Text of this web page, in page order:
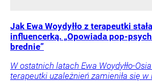
Jak Ewa Woydyłło z terapeutki
influencerką. „Opowiada pop-
brednie”
W ostatnich latach Ewa Woydyłło-
terapeutki uzależnień zamieniła się w